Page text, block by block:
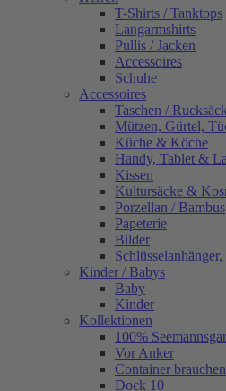
T-Shirts / Tanktops
Langarmshirts
Pullis / Jacken
Accessoires
Schuhe
Accessoires
Taschen /
Mützen, Gürtel,
Küche & Köche
Handy, Tablet &
Kissen
Kultursäcke &
Porzellan / Bambus
Papeterie
Bilder
Kinder / Babys
Baby
Kinder
Kollektionen
100%
Vor Anker
Container
Dock 10